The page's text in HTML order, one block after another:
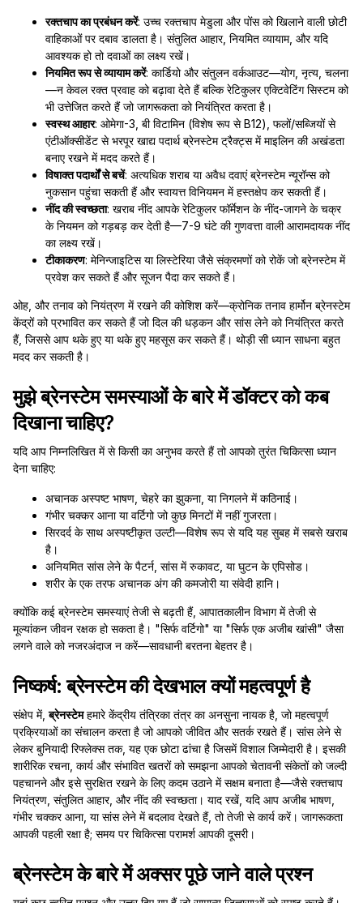
रक्तचाप का प्रबंधन करें: उच्च रक्तचाप मेडुला और पोंस को खिलाने वाली छोटी
वाहिकाओं पर दबाव डालता है। संतुलित आहार, नियमित व्यायाम, और यदि
आवश्यक हो तो दवाओं का लक्ष्य रखें।
नियमित रूप से व्यायाम करें: कार्डियो और संतुलन वर्कआउट—योग, नृत्य, चलना
—न केवल रक्त प्रवाह को बढ़ावा देते हैं बल्कि रेटिकुलर एक्टिवेटिंग सिस्टम को
भी उत्तेजित करते हैं जो जागरूकता को नियंत्रित करता है।
स्वस्थ आहार: ओमेगा-3, बी विटामिन (विशेष रूप से B12), फलों/सब्जियों से
एंटीऑक्सीडेंट से भरपूर खाद्य पदार्थ ब्रेनस्टेम ट्रैक्ट्स में माइलिन की अखंडता
बनाए रखने में मदद करते हैं।
विषाक्त पदार्थों से बचें: अत्यधिक शराब या अवैध दवाएं ब्रेनस्टेम न्यूरॉन्स को
नुकसान पहुंचा सकती हैं और स्वायत्त विनियमन में हस्तक्षेप कर सकती हैं।
नींद की स्वच्छता: खराब नींद आपके रेटिकुलर फॉर्मेशन के नींद-जागने के चक्र
के नियमन को गड़बड़ कर देती है—7-9 घंटे की गुणवत्ता वाली आरामदायक नींद
का लक्ष्य रखें।
टीकाकरण: मेनिन्जाइटिस या लिस्टेरिया जैसे संक्रमणों को रोकें जो ब्रेनस्टेम में
प्रवेश कर सकते हैं और सूजन पैदा कर सकते हैं।
ओह, और तनाव को नियंत्रण में रखने की कोशिश करें—क्रोनिक तनाव हार्मोन ब्रेनस्टेम
केंद्रों को प्रभावित कर सकते हैं जो दिल की धड़कन और सांस लेने को नियंत्रित करते
हैं, जिससे आप थके हुए या थके हुए महसूस कर सकते हैं। थोड़ी सी ध्यान साधना बहुत
मदद कर सकती है।
मुझे ब्रेनस्टेम समस्याओं के बारे में डॉक्टर को कब
दिखाना चाहिए?
यदि आप निम्नलिखित में से किसी का अनुभव करते हैं तो आपको तुरंत चिकित्सा ध्यान
देना चाहिए:
अचानक अस्पष्ट भाषण, चेहरे का झुकना, या निगलने में कठिनाई।
गंभीर चक्कर आना या वर्टिगो जो कुछ मिनटों में नहीं गुजरता।
सिरदर्द के साथ अस्पष्टीकृत उल्टी—विशेष रूप से यदि यह सुबह में सबसे खराब
है।
अनियमित सांस लेने के पैटर्न, सांस में रुकावट, या घुटन के एपिसोड।
शरीर के एक तरफ अचानक अंग की कमजोरी या संवेदी हानि।
क्योंकि कई ब्रेनस्टेम समस्याएं तेजी से बढ़ती हैं, आपातकालीन विभाग में तेजी से
मूल्यांकन जीवन रक्षक हो सकता है। "सिर्फ वर्टिगो" या "सिर्फ एक अजीब खांसी" जैसा
लगने वाले को नजरअंदाज न करें—सावधानी बरतना बेहतर है।
निष्कर्ष: ब्रेनस्टेम की देखभाल क्यों महत्वपूर्ण है
संक्षेप में,ब्रेनस्टेमहमारे केंद्रीय तंत्रिका तंत्र का अनसुना नायक है, जो महत्वपूर्ण
प्रक्रियाओं का संचालन करता है जो आपको जीवित और सतर्क रखते हैं। सांस लेने से
लेकर बुनियादी रिफ्लेक्स तक, यह एक छोटा ढांचा है जिसमें विशाल जिम्मेदारी है। इसकी
शारीरिक रचना, कार्य और संभावित खतरों को समझना आपको चेतावनी संकेतों को जल्दी
पहचानने और इसे सुरक्षित रखने के लिए कदम उठाने में सक्षम बनाता है—जैसे रक्तचाप
नियंत्रण, संतुलित आहार, और नींद की स्वच्छता। याद रखें, यदि आप अजीब भाषण,
गंभीर चक्कर आना, या सांस लेने में बदलाव देखते हैं, तो तेजी से कार्य करें। जागरूकता
आपकी पहली रक्षा है; समय पर चिकित्सा परामर्श आपकी दूसरी।
ब्रेनस्टेम के बारे में अक्सर पूछे जाने वाले प्रश्न